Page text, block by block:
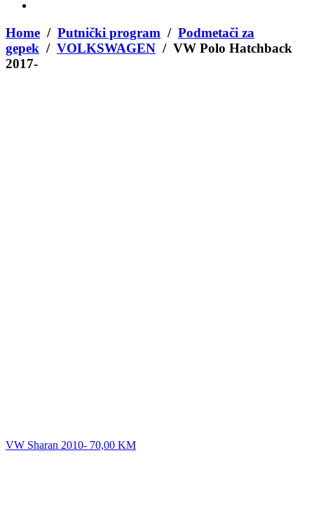
Home / Putnički program / Podmetači za
gepek / VOLKSWAGEN / VW Polo Hatchback
2017-
VW Sharan 2010- 70,00 KM